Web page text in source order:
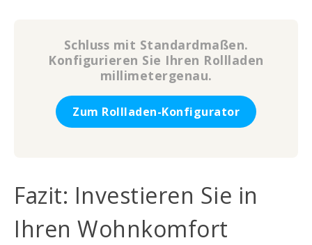
Schluss mit Standardmaßen.
Konfigurieren Sie Ihren Rollladen
millimetergenau.
Zum Rollladen-Konfigurator
Fazit: Investieren Sie in
Ihren Wohnkomfort